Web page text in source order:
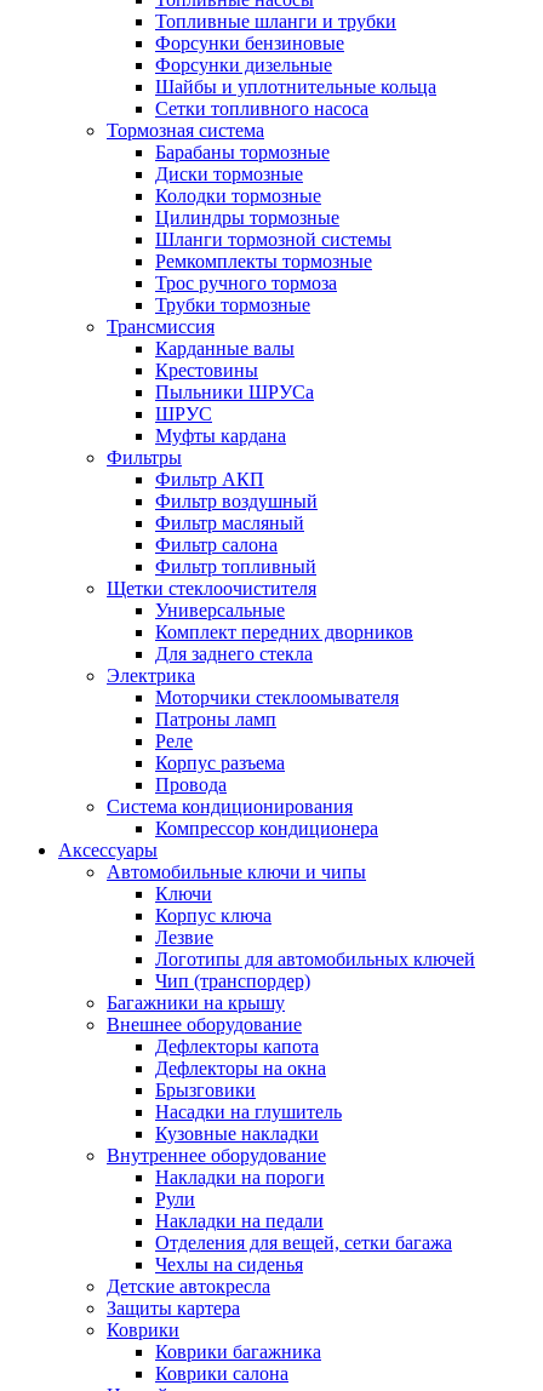
Топливные шланги и трубки
Форсунки бензиновые
Форсунки дизельные
Шайбы и уплотнительные кольца
Сетки топливного насоса
Тормозная система
Барабаны тормозные
Диски тормозные
Колодки тормозные
Цилиндры тормозные
Шланги тормозной системы
Ремкомплекты тормозные
Трос ручного тормоза
Трубки тормозные
Трансмиссия
Карданные валы
Крестовины
Пыльники ШРУСа
ШРУС
Муфты кардана
Фильтры
Фильтр АКП
Фильтр воздушный
Фильтр масляный
Фильтр салона
Фильтр топливный
Щетки стеклоочистителя
Универсальные
Комплект передних дворников
Для заднего стекла
Электрика
Моторчики стеклоомывателя
Патроны ламп
Реле
Корпус разъема
Провода
Система кондиционирования
Компрессор кондиционера
Аксессуары
Автомобильные ключи и чипы
Ключи
Корпус ключа
Лезвие
Логотипы для автомобильных ключей
Чип (транспордер)
Багажники на крышу
Внешнее оборудование
Дефлекторы капота
Дефлекторы на окна
Брызговики
Насадки на глушитель
Кузовные накладки
Внутреннее оборудование
Накладки на пороги
Рули
Накладки на педали
Отделения для вещей, сетки багажа
Чехлы на сиденья
Детские автокресла
Защиты картера
Коврики
Коврики багажника
Коврики салона